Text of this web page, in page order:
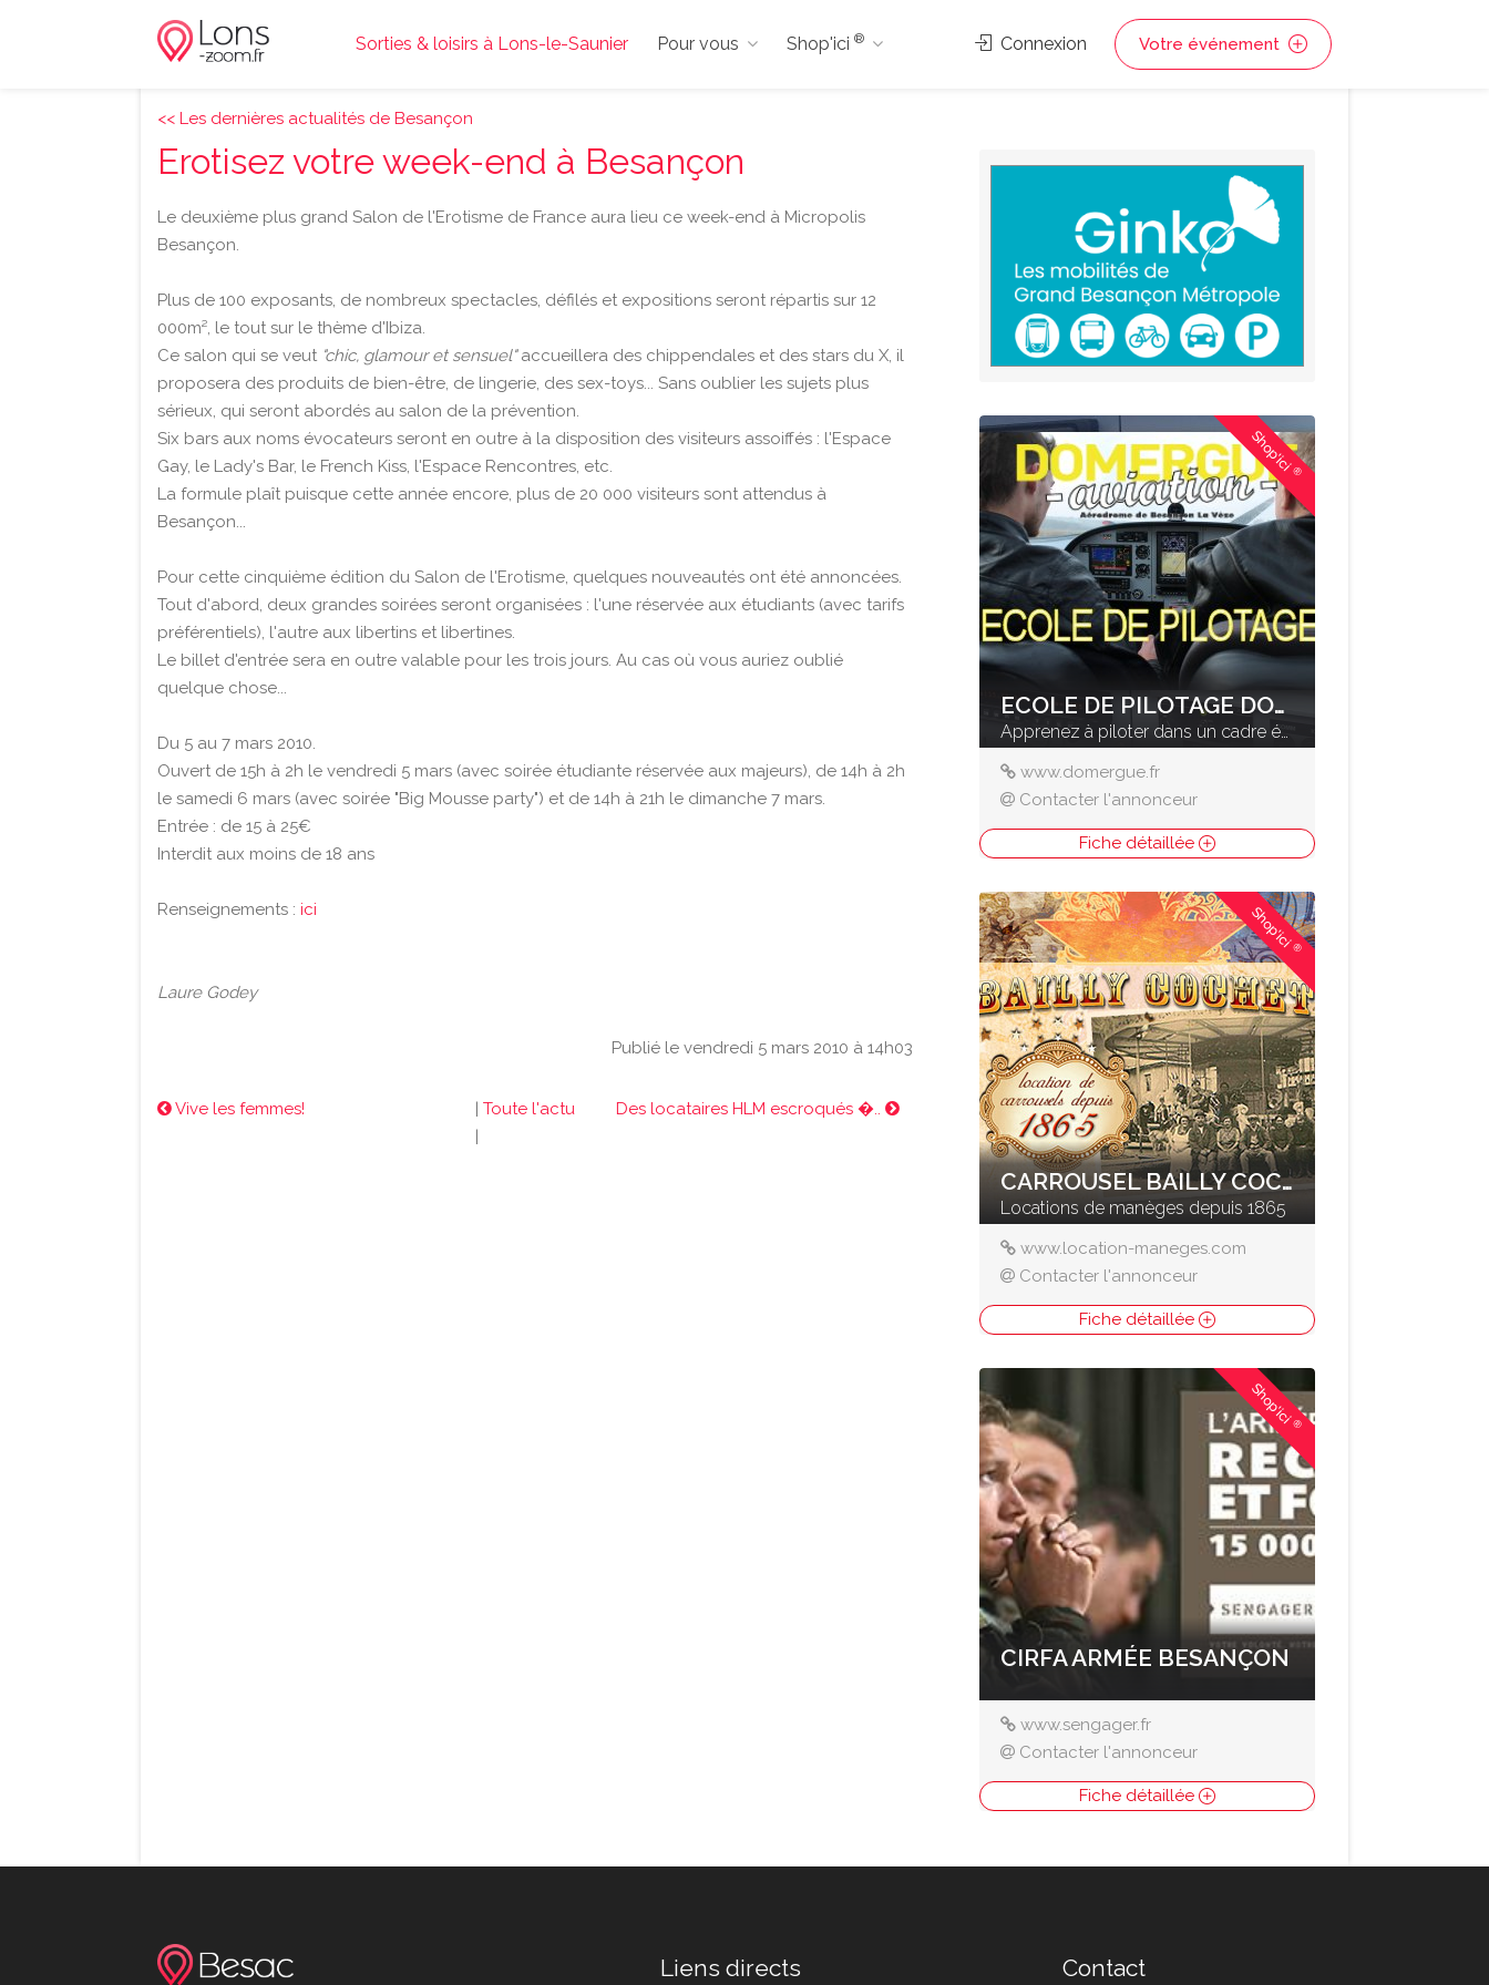
Sorties & loisirs à Lons-le-Saunier Pour vous Shop'ici® Connexion Votre événement
<< Les dernières actualités de Besançon
Erotisez votre week-end à Besançon
Le deuxième plus grand Salon de l'Erotisme de France aura lieu ce week-end à Micropolis
Besançon.
Plus de 100 exposants, de nombreux spectacles, défilés et expositions seront répartis sur 12
000m², le tout sur le thème d'Ibiza.
Ce salon qui se veut "chic, glamour et sensuel"accueillera des chippendales et des stars du X, il
proposera des produits de bien-être, de lingerie, des sex-toys... Sans oublier les sujets plus
sérieux, qui seront abordés au salon de la prévention.
Six bars aux noms évocateurs seront en outre à la disposition des visiteurs assoiffés : l'Espace
Gay, le Lady's Bar, le French Kiss, l'Espace Rencontres, etc.
La formule plaît puisque cette année encore, plus de 20 000 visiteurs sont attendus à
Besançon...
Pour cette cinquième édition du Salon de l'Erotisme, quelques nouveautés ont été annoncées.
Tout d'abord, deux grandes soirées seront organisées : l'une réservée aux étudiants (avec tarifs
préférentiels), l'autre aux libertins et libertines.
Le billet d'entrée sera en outre valable pour les trois jours. Au cas où vous auriez oublié
quelque chose...
Du 5 au 7 mars 2010.
Ouvert de 15h à 2h le vendredi 5 mars (avec soirée étudiante réservée aux majeurs), de 14h à 2h
le samedi 6 mars (avec soirée "Big Mousse party") et de 14h à 21h le dimanche 7 mars.
Entrée : de 15 à 25€
Interdit aux moins de 18 ans
Renseignements : ici
Laure Godey
Publié le vendredi 5 mars 2010 à 14h03
Vive les femmes! | Toute l'actu
|
Des locataires HLM escroqués �..
Shop'ici®
ECOLE DE PILOTAGE DOMERGUE
Apprenez à piloter dans un cadre époustouflant
www.domergue.fr
Contacter l'annonceur
Fiche détaillée
Shop'ici®
CARROUSEL BAILLY COCHET
Locations de manèges depuis 1865
www.location-maneges.com
Contacter l'annonceur
Fiche détaillée
Shop'ici®
CIRFA ARMÉE BESANÇON
www.sengager.fr
Contacter l'annonceur
Fiche détaillée
Liens directs Contact